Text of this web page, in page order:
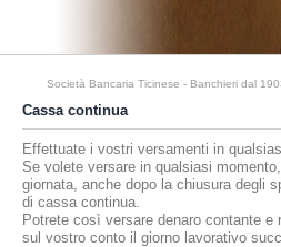
Società Bancaria Ticinese - Banchieri dal
Cassa continua
Effettuate i vostri versamenti in
Se volete versare in qualsiasi
giornata, anche dopo la chiusura degli
di cassa continua.
Potrete così versare denaro contante e
sul vostro conto il giorno lavorativo